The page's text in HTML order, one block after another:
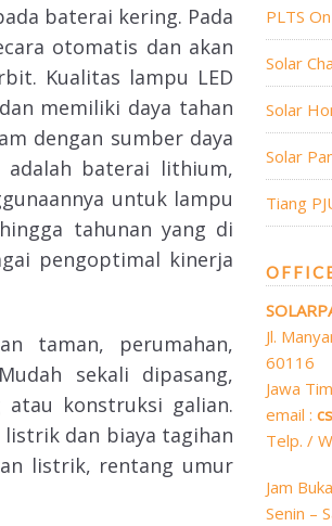
baterai kering. Pada
otomatis dan akan
Kualitas lampu LED
memiliki daya tahan
dengan sumber daya
baterai lithium,
untuk lampu
tahunan yang di
pengoptimal kinerja
taman, perumahan,
sekali dipasang,
atau konstruksi galian.
dan biaya tagihan
listrik, rentang umur
PLTS
Solar
Solar
Solar
Tiang
Jl.
60116
Jawa
email :
Telp. /
Jam
Senin –